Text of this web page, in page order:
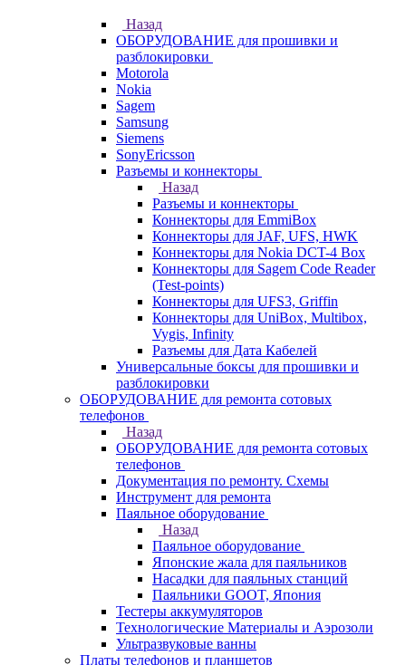
Назад
ОБОРУДОВАНИЕ для прошивки и
разблокировки
Motorola
Nokia
Sagem
Samsung
Siemens
SonyEricsson
Разъемы и коннекторы
Назад
Разъемы и коннекторы
Коннекторы для EmmiBox
Коннекторы для JAF, UFS, HWK
Коннекторы для Nokia DCT-4 Box
Коннекторы для Sagem Code Reader
(Test-points)
Коннекторы для UFS3, Griffin
Коннекторы для UniBox, Multibox,
Vygis, Infinity
Разъемы для Дата Кабелей
Универсальные боксы для прошивки и
разблокировки
ОБОРУДОВАНИЕ для ремонта сотовых
телефонов
Назад
ОБОРУДОВАНИЕ для ремонта сотовых
телефонов
Документация по ремонту. Схемы
Инструмент для ремонта
Паяльное оборудование
Назад
Паяльное оборудование
Японские жала для паяльников
Насадки для паяльных станций
Паяльники GOOT, Япония
Тестеры аккумуляторов
Технологические Материалы и Аэрозоли
Ультразвуковые ванны
Платы телефонов и планшетов